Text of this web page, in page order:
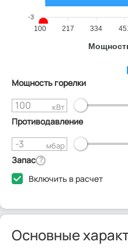
-3
100 217 334
Мощность горелки
кВт
Противодавление
мбар
Запас ?
Включить в расчет
Основные